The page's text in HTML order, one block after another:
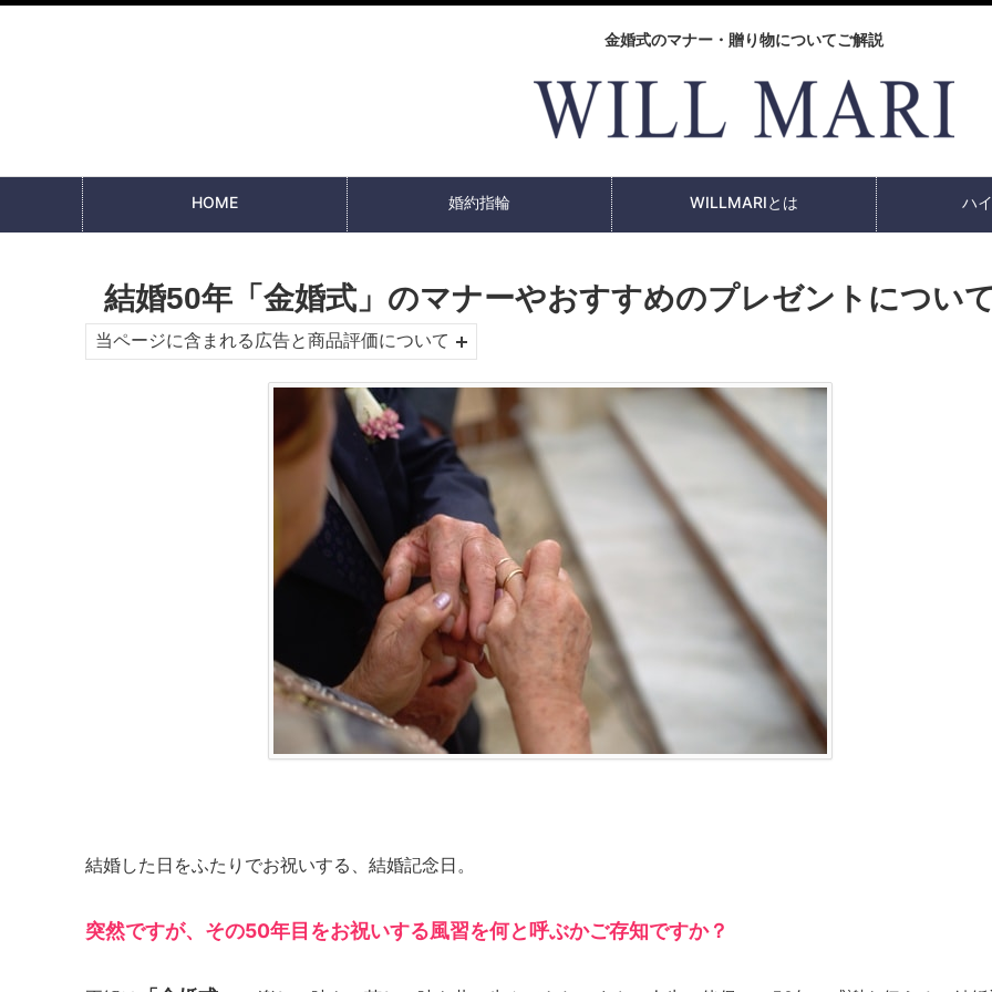
金婚式のマナー・贈り物についてご解説
HOME 婚約指輪 WILLMARIとは ハ
結婚50年「金婚式」のマナーやおすすめのプレゼントについ
当ページに含まれる広告と商品評価について
結婚した日をふたりでお祝いする、結婚記念日。
突然ですが、その50年目をお祝いする風習を何と呼ぶかご存知ですか？